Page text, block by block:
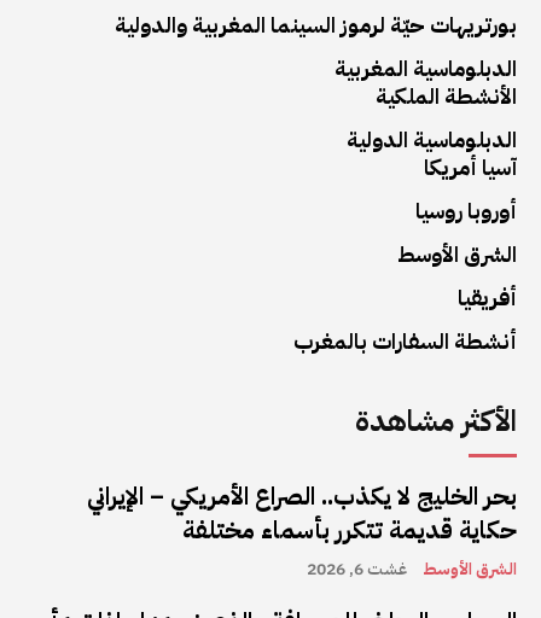
بورتريهات حيّة لرموز السينما المغربية والدولية
الدبلوماسية المغربية
الأنشطة الملكية
الدبلوماسية الدولية
آسيا أمريكا
أوروبا روسيا
الشرق الأوسط
أفريقيا
أنشطة السفارات بالمغرب
الأكثر مشاهدة
بحر الخليج لا يكذب.. الصراع الأمريكي – الإيراني
حكاية قديمة تتكرر بأسماء مختلفة
الشرق الأوسط غشت 6, 2026